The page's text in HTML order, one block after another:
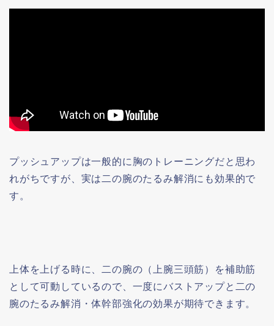
プッシュアップは一般的に胸のトレーニングだと思わ
れがちですが、実は二の腕のたるみ解消にも効果的で
す。
上体を上げる時に、二の腕の（上腕三頭筋）を補助筋
として可動しているので、一度にバストアップと二の
腕のたるみ解消・体幹部強化の効果が期待できます。